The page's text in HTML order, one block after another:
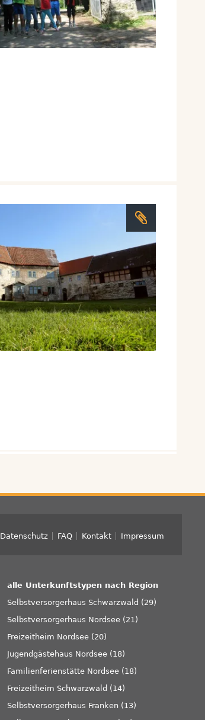
Datenschutz FAQ Kontakt Impressum
alle Unterkunftstypen nach Region
Selbstversorgerhaus Schwarzwald (29)
Selbstversorgerhaus Nordsee (21)
Freizeitheim Nordsee (20)
Jugendgästehaus Nordsee (18)
Familienferienstätte Nordsee (18)
Freizeitheim Schwarzwald (14)
Selbstversorgerhaus Franken (13)